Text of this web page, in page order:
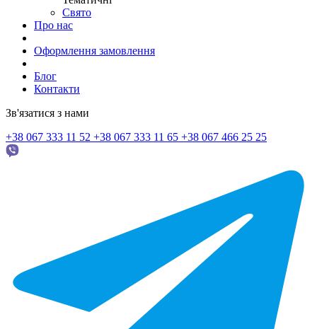
Свято
Про нас
Оформлення замовлення
Блог
Контакти
Зв'язатися з нами
+38 067 333 11 52 +38 067 333 11 65 +38 067 466 25 25